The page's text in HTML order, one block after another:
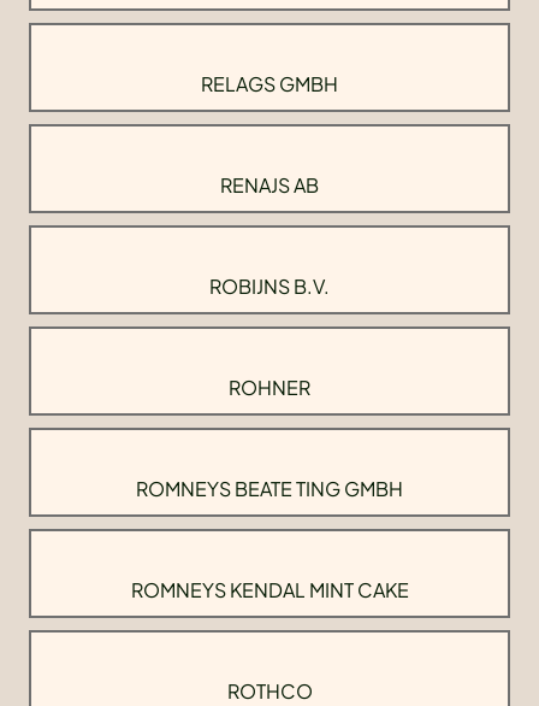
RELAGS GMBH
RENAJS AB
ROBIJNS B.V.
ROHNER
ROMNEYS BEATE TING GMBH
ROMNEYS KENDAL MINT CAKE
ROTHCO